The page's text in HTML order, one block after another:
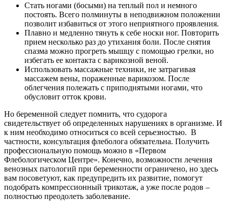
Стать ногами (босыми) на теплый пол и немного
постоять. Всего полминуты в неподвижном положении
позволит избавиться от этого неприятного проявления.
Плавно и медленно тянуть к себе носки ног. Повторить
прием несколько раз до утихания боли. После снятия
спазма можно прогреть мышцу с помощью грелки, но
избегать ее контакта с варикозной веной.
Использовать массажные техники, не затрагивая
массажем вены, пораженные варикозом. После
облегчения полежать с приподнятыми ногами, что
обусловит отток крови.
Но беременной следует помнить, что судорога
свидетельствует об определенных нарушениях в организме. И
к ним необходимо относиться со всей серьезностью. В
частности, консультация флеболога обязательна. Получить
профессиональную помощь можно в «Первом
Флебологическом Центре». Конечно, возможности лечения
венозных патологий при беременности ограничено, но здесь
вам посоветуют, как предупредить их развитие, помогут
подобрать компрессионный трикотаж, а уже после родов –
полностью преодолеть заболевание.